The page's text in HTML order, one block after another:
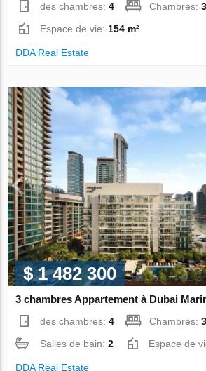
des chambres:4 Chambres:3
Espace de vie: 154 m²
DDA Real Estate
$ 1 482 300
3 chambres Appartement à Dubai
des chambres:4 Chambres:3
Salles de bain:2 Espace de
DDA Real Estate